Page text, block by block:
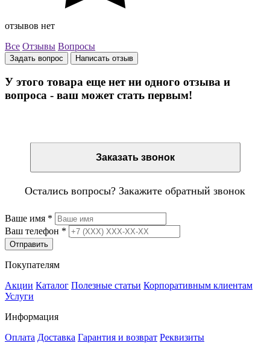
отзывов нет
Все Отзывы Вопросы
Задать вопрос Написать отзыв
У этого товара еще нет ни одного отзыва и
вопроса - ваш может стать первым!
Заказать звонок
Остались вопросы? Закажите обратный звонок
Ваше имя *
Ваш телефон *
Отправить
Покупателям
Акции Каталог Полезные статьи Корпоративным клиентам
Услуги
Информация
Оплата Доставка Гарантия и возврат Реквизиты